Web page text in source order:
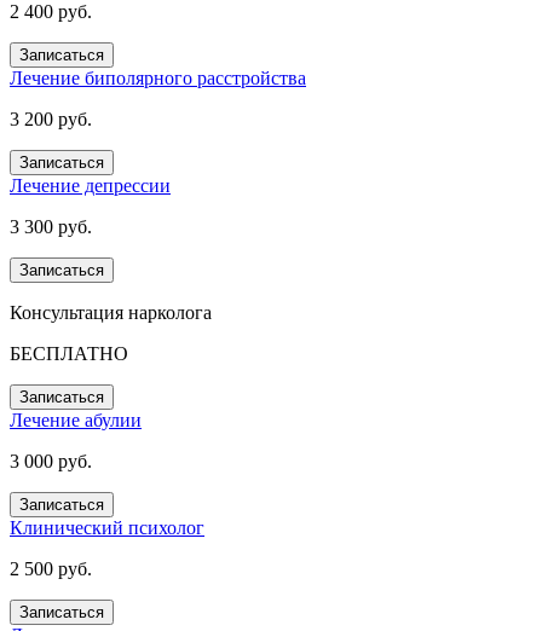
2 400 руб.
Записаться
Лечение биполярного расстройства
3 200 руб.
Записаться
Лечение депрессии
3 300 руб.
Записаться
Консультация нарколога
БЕСПЛАТНО
Записаться
Лечение абулии
3 000 руб.
Записаться
Клинический психолог
2 500 руб.
Записаться